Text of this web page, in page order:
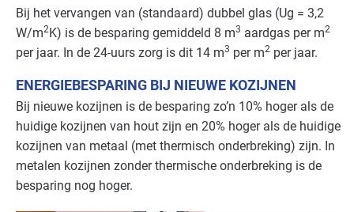
Bij het vervangen van (standaard) dubbel glas (Ug = 3,2
W/m2K) is de besparing gemiddeld 8 m3 aardgas per m2
per jaar. In de 24-uurs zorg is dit 14 m3 per m2 per jaar.
ENERGIEBESPARING BIJ NIEUWE KOZIJNEN
Bij nieuwe kozijnen is de besparing zo’n 10% hoger als de
huidige kozijnen van hout zijn en 20% hoger als de huidige
kozijnen van metaal (met thermisch onderbreking) zijn. In
metalen kozijnen zonder thermische onderbreking is de
besparing nog hoger.